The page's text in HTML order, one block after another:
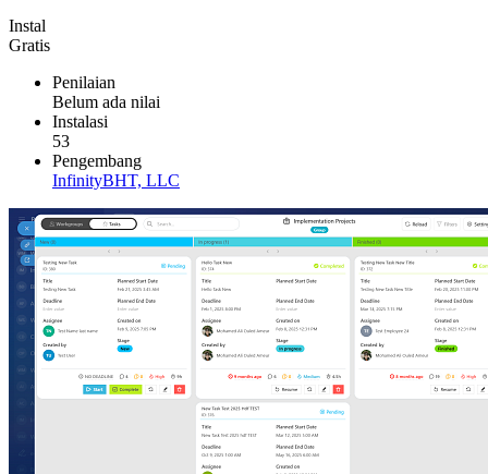
Instal
Gratis
Penilaian
Belum ada nilai
Instalasi
53
Pengembang
InfinityBHT, LLC